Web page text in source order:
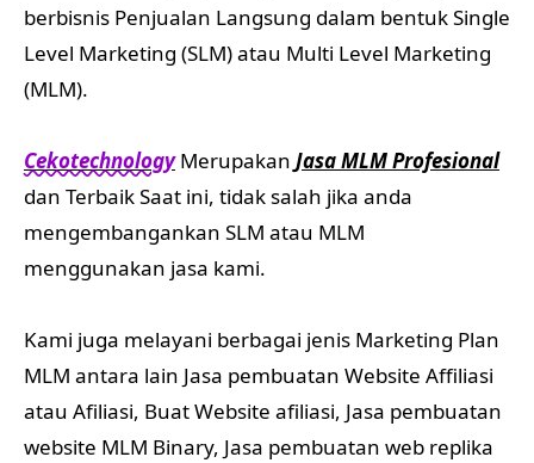
berbisnis Penjualan Langsung dalam bentuk Single
Level Marketing (SLM) atau Multi Level Marketing
(MLM).
CekotechnologyMerupakan Jasa MLM Profesional
dan Terbaik Saat ini, tidak salah jika anda
mengembangankan SLM atau MLM
menggunakan jasa kami.
Kami juga melayani berbagai jenis Marketing Plan
MLM antara lain Jasa pembuatan Website Affiliasi
atau Afiliasi, Buat Website afiliasi, Jasa pembuatan
website MLM Binary, Jasa pembuatan web replika